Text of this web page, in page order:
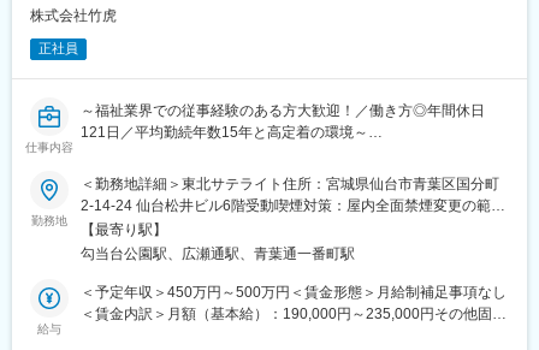
・医療機関の課題やお困りごとの解決により、医療従事者が患者
様に向き合う時間が増え、患者様への貢献につながります。
・19時になりますとオフィスが閉まるので1日1時間程度の残業と
なります。
・家族手当、住宅手当など社員が仕事に集中できる福利厚生面を
整えています。住宅手当に関しては持ち家社員も対象になります
■福利厚生：
・年休122日、誕生日休日制度あり
・カフェスペースあり
・健康経営優良法人2024に選出
■配属詳細：
営業所によって規模感は異なりますが、営業人員は10名～30名程
度おります。
株式会社竹虎
正社員
仕事内容
～福祉業界での従事経験のある方大歓迎！／働き方◎年間休日
121日／平均勤続年数15年と高定着の環境～
当社で、既存のお客様を中心に福祉用具や生活支援用品の販売を
行っていただきます
■具体的な業務内容
・代理店への営業活動
既存の代理店に対して継続的な営業活動を行います
・勉強会の実施
勤務地
＜勤務地詳細＞東北サテライト住所：宮城県仙台市青葉区国分町
2-14-24 仙台松井ビル6階受動喫煙対策：屋内全面禁煙変更の範
囲：会社の定める事業所
【最寄り駅】
勾当台公園駅、広瀬通駅、青葉通一番町駅
給与
＜予定年収＞450万円～500万円＜賃金形態＞月給制補足事項なし
＜賃金内訳＞月額（基本給）：190,000円～235,000円その他固定